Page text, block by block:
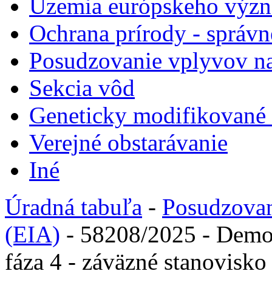
Územia európskeho
Ochrana prírody -
Posudzovanie vplyvov
Sekcia vôd
Geneticky
Verejné obstarávanie
Iné
Úradná tabuľa -
(EIA) - 58208/2025 -
fáza 4 - záväzné